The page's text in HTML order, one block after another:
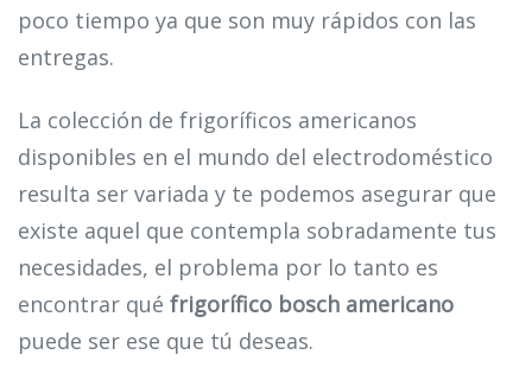
poco tiempo ya que son muy rápidos con las
entregas.
La colección de frigoríficos americanos
disponibles en el mundo del electrodoméstico
resulta ser variada y te podemos asegurar que
existe aquel que contempla sobradamente tus
necesidades, el problema por lo tanto es
encontrar qué frigorífico bosch americano
puede ser ese que tú deseas.